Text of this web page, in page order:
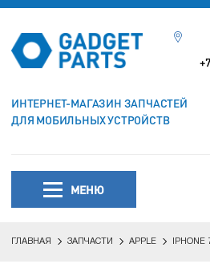
ИНТЕРНЕТ-МАГАЗИН ЗАПЧАСТЕЙ
ДЛЯ МОБИЛЬНЫХ УСТРОЙСТВ
МЕНЮ
ГЛАВНАЯ ЗАПЧАСТИ APPLE IPHONE